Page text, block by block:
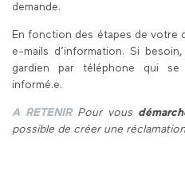
demande.
En fonction des étapes de votre
e-mails d’information. Si
gardien par téléphone qui
informé.e.
A RETENIR Pour vous
possible de créer une